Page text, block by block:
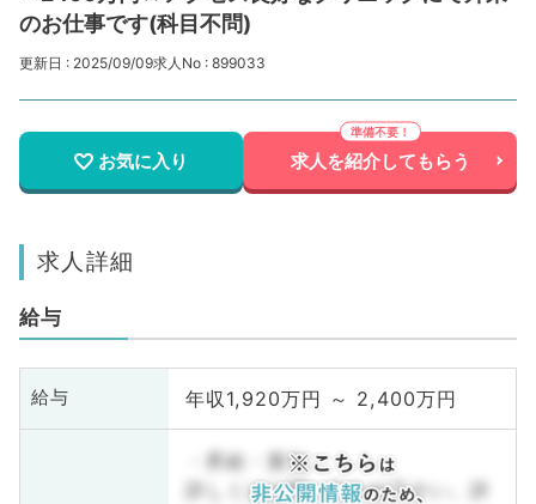
のお仕事です(科目不問)
更新日 : 2025/09/09求人No : 899033
お気に入り 求人を紹介してもらう
求人詳細
給与
給与 年収1,920万円 ～ 2,400万円
・昇給・賞与
詳しくはお問い合わせ下さい。詳